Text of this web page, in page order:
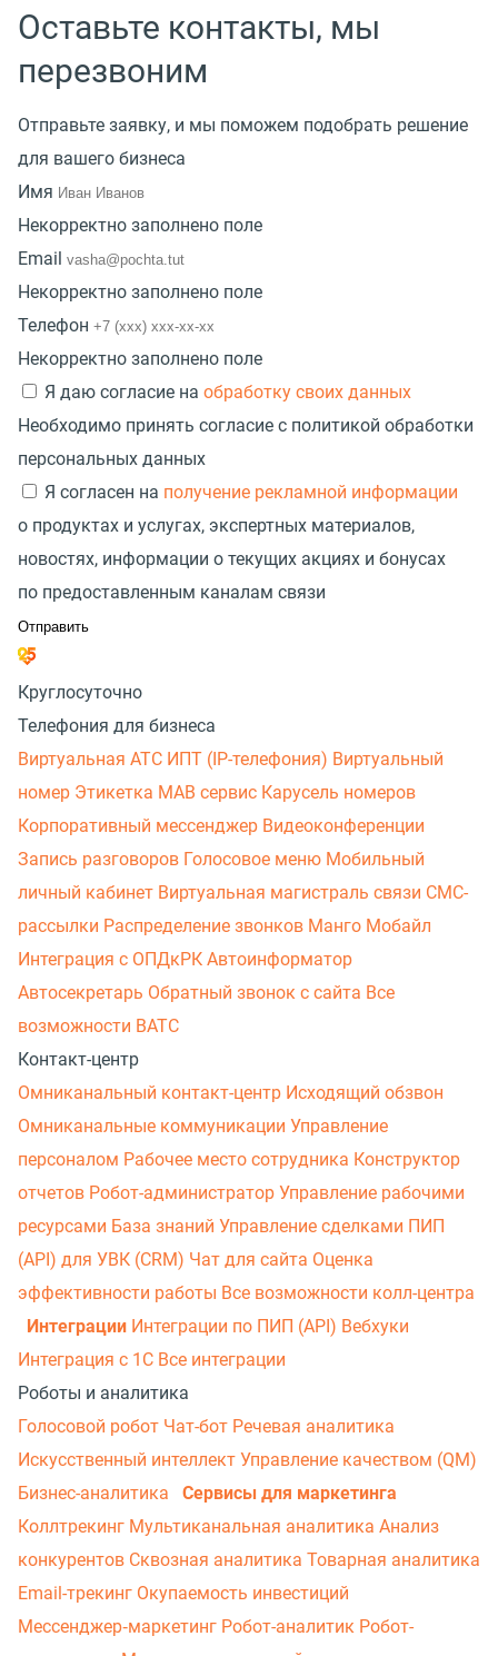
Оставьте контакты, мы
перезвоним
Отправьте заявку, и мы поможем подобрать решение
для вашего бизнеса
Имя
Некорректно заполнено поле
Email
Некорректно заполнено поле
Телефон
Некорректно заполнено поле
Я даю согласие на обработку своих данных
Необходимо принять согласие с политикой обработки
персональных данных
Я согласен на получение рекламной информации
о продуктах и услугах, экспертных материалов,
новостях, информации о текущих акциях и бонусах
по предоставленным каналам связи
Круглосуточно
Телефония для бизнеса
Виртуальная АТС ИПТ (IP-телефония) Виртуальный
номер Этикетка МАВ сервис Карусель номеров
Корпоративный мессенджер Видеоконференции
Запись разговоров Голосовое меню Мобильный
личный кабинет Виртуальная магистраль связи СМС-
рассылки Распределение звонков Манго Мобайл
Интеграция с ОПДкРК Автоинформатор
Автосекретарь Обратный звонок с сайта Все
возможности ВАТС
Контакт-центр
Омниканальный контакт-центр Исходящий обзвон
Омниканальные коммуникации Управление
персоналом Рабочее место сотрудника Конструктор
отчетов Робот-администратор Управление рабочими
ресурсами База знаний Управление сделками ПИП
(API) для УВК (CRM) Чат для сайта Оценка
эффективности работы Все возможности колл-центра
Интеграции Интеграции по ПИП (API) Вебхуки
Интеграция с 1С Все интеграции
Роботы и аналитика
Голосовой робот Чат-бот Речевая аналитика
Искусственный интеллект Управление качеством (QM)
Бизнес-аналитика
Сервисы для маркетинга
Коллтрекинг Мультиканальная аналитика Анализ
конкурентов Сквозная аналитика Товарная аналитика
Email-трекинг Окупаемость инвестиций
Мессенджер‑маркетинг Робот-аналитик Робот-